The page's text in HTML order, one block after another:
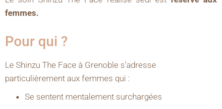
femmes.
Pour qui ?
Le Shinzu The Face à Grenoble s’adresse
particulièrement aux femmes qui :
Se sentent mentalement surchargées